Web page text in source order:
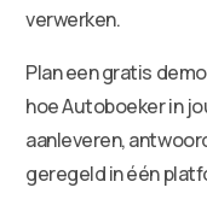
verwerken.
Plan een gratis
hoe Autoboeker in
aanleveren,
geregeld in één